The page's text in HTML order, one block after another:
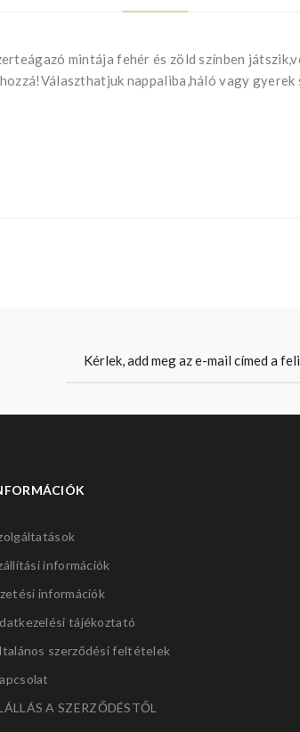
mintája fehér és zöld színben
nappaliba,háló vagy gyerek
információk
információk
tájékoztató
szerződési feltételek
A SZERZŐDÉSTŐL